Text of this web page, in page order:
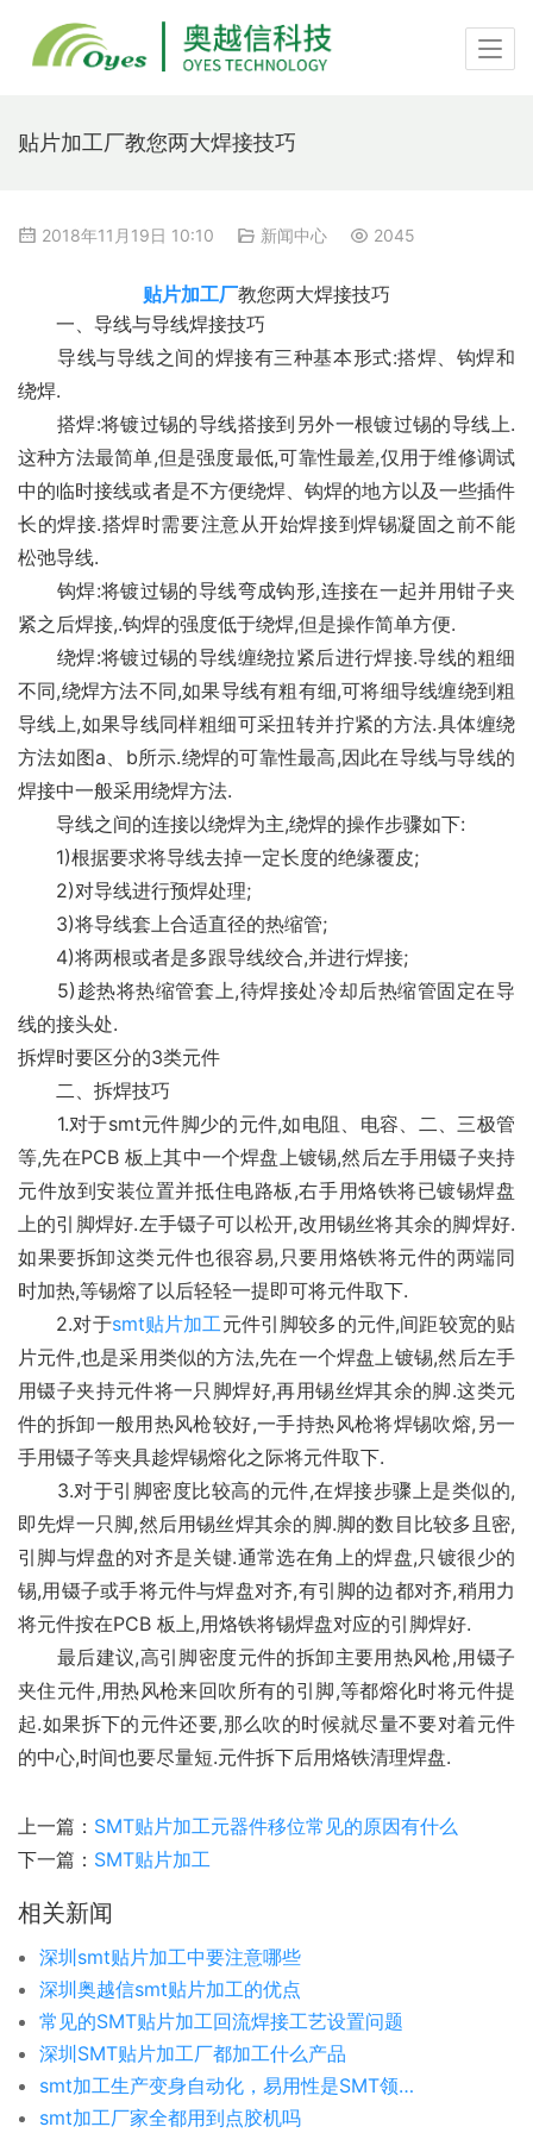
贴片加工厂教您两大焊接技巧
2018年11月19日 10:10 新闻中心 2045
贴片加工厂教您两大焊接技巧
一、导线与导线焊接技巧
导线与导线之间的焊接有三种基本形式:搭焊、钩焊和
绕焊.
搭焊:将镀过锡的导线搭接到另外一根镀过锡的导线上.
这种方法最简单,但是强度最低,可靠性最差,仅用于维修调试
中的临时接线或者是不方便绕焊、钩焊的地方以及一些插件
长的焊接.搭焊时需要注意从开始焊接到焊锡凝固之前不能
松弛导线.
钩焊:将镀过锡的导线弯成钩形,连接在一起并用钳子夹
紧之后焊接,.钩焊的强度低于绕焊,但是操作简单方便.
绕焊:将镀过锡的导线缠绕拉紧后进行焊接.导线的粗细
不同,绕焊方法不同,如果导线有粗有细,可将细导线缠绕到粗
导线上,如果导线同样粗细可采扭转并拧紧的方法.具体缠绕
方法如图a、b所示.绕焊的可靠性最高,因此在导线与导线的
焊接中一般采用绕焊方法.
导线之间的连接以绕焊为主,绕焊的操作步骤如下:
1)根据要求将导线去掉一定长度的绝缘覆皮;
2)对导线进行预焊处理;
3)将导线套上合适直径的热缩管;
4)将两根或者是多跟导线绞合,并进行焊接;
5)趁热将热缩管套上,待焊接处冷却后热缩管固定在导
线的接头处.
拆焊时要区分的3类元件
二、拆焊技巧
1.对于smt元件脚少的元件,如电阻、电容、二、三极管
等,先在PCB 板上其中一个焊盘上镀锡,然后左手用镊子夹持
元件放到安装位置并抵住电路板,右手用烙铁将已镀锡焊盘
上的引脚焊好.左手镊子可以松开,改用锡丝将其余的脚焊好.
如果要拆卸这类元件也很容易,只要用烙铁将元件的两端同
时加热,等锡熔了以后轻轻一提即可将元件取下.
2.对于smt贴片加工元件引脚较多的元件,间距较宽的贴
片元件,也是采用类似的方法,先在一个焊盘上镀锡,然后左手
用镊子夹持元件将一只脚焊好,再用锡丝焊其余的脚.这类元
件的拆卸一般用热风枪较好,一手持热风枪将焊锡吹熔,另一
手用镊子等夹具趁焊锡熔化之际将元件取下.
3.对于引脚密度比较高的元件,在焊接步骤上是类似的,
即先焊一只脚,然后用锡丝焊其余的脚.脚的数目比较多且密,
引脚与焊盘的对齐是关键.通常选在角上的焊盘,只镀很少的
锡,用镊子或手将元件与焊盘对齐,有引脚的边都对齐,稍用力
将元件按在PCB 板上,用烙铁将锡焊盘对应的引脚焊好.
最后建议,高引脚密度元件的拆卸主要用热风枪,用镊子
夹住元件,用热风枪来回吹所有的引脚,等都熔化时将元件提
起.如果拆下的元件还要,那么吹的时候就尽量不要对着元件
的中心,时间也要尽量短.元件拆下后用烙铁清理焊盘.
上一篇： ​SMT贴片加工元器件移位常见的原因有什么
下一篇： SMT贴片加工
相关新闻
深圳smt贴片加工中要注意哪些
深圳奥越信smt贴片加工的优点
常见的SMT贴片加工回流焊接工艺设置问题
深圳SMT贴片加工厂都加工什么产品
smt加工生产变身自动化，易用性是SMT领域未来发展趋势。
smt加工厂家全都用到点胶机吗